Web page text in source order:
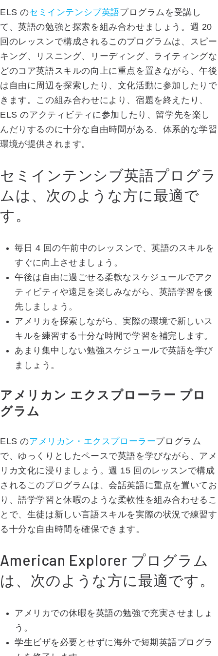
ELS のセミインテンシブ英語プログラムを受講し
て、英語の勉強と探索を組み合わせましょう。週 20
回のレッスンで構成されるこのプログラムは、スピー
キング、リスニング、リーディング、ライティングな
どのコア英語スキルの向上に重点を置きながら、午後
は自由に周辺を探索したり、文化活動に参加したりで
きます。この組み合わせにより、宿題を終えたり、
ELS のアクティビティに参加したり、留学先を楽し
んだりするのに十分な自由時間がある、体系的な学習
環境が提供されます。
セミインテンシブ英語プログラ
ムは、次のような方に最適で
す。
毎日 4 回の午前中のレッスンで、英語のスキルを
すぐに向上させましょう。
午後は自由に過ごせる柔軟なスケジュールでアク
ティビティや遠足を楽しみながら、英語学習を優
先しましょう。
アメリカを探索しながら、実際の環境で新しいス
キルを練習する十分な時間で学習を補完します。
あまり集中しない勉強スケジュールで英語を学び
ましょう。
アメリカン エクスプローラー プロ
グラム
ELS のアメリカン・エクスプローラープログラム
で、ゆっくりとしたペースで英語を学びながら、アメ
リカ文化に浸りましょう。週 15 回のレッスンで構成
されるこのプログラムは、会話英語に重点を置いてお
り、語学学習と休暇のような柔軟性を組み合わせるこ
とで、生徒は新しい言語スキルを実際の状況で練習す
る十分な自由時間を確保できます。
American Explorer プログラム
は、次のような方に最適です。
アメリカでの休暇を英語の勉強で充実させましょ
う。
学生ビザを必要とせずに海外で短期英語プログラ